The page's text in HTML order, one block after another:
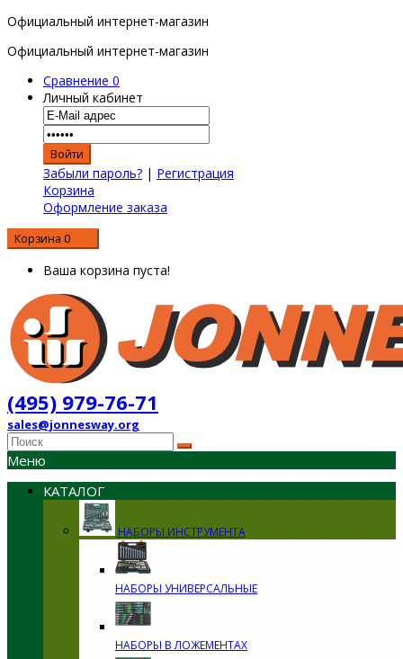
Официальный интернет-магазин
Официальный интернет-магазин
Сравнение 0
Личный кабинет
Забыли пароль? | Регистрация
Корзина
Оформление заказа
Корзина 0
Ваша корзина пуста!
(495) 979-76-71
sales@jonnesway.org
Меню
КАТАЛОГ
НАБОРЫ ИНСТРУМЕНТА
НАБОРЫ УНИВЕРСАЛЬНЫЕ
НАБОРЫ В ЛОЖЕМЕНТАХ